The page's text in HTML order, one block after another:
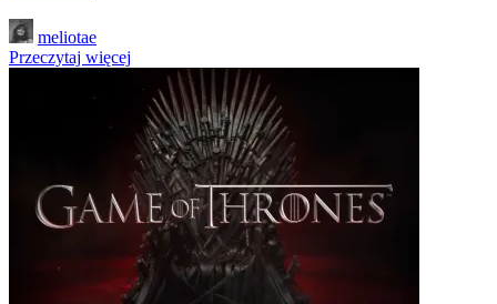
Posted
by
meliotae
Przeczytaj więcej